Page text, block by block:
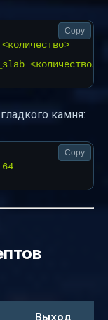
Copy
камня:
Copy
Выход